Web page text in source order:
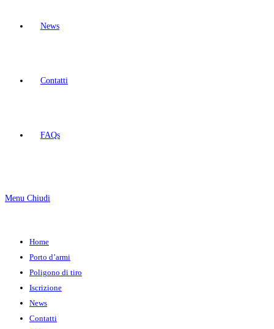
News
Contatti
FAQs
Menu Chiudi
Home
Porto d’armi
Poligono di tiro
Iscrizione
News
Contatti